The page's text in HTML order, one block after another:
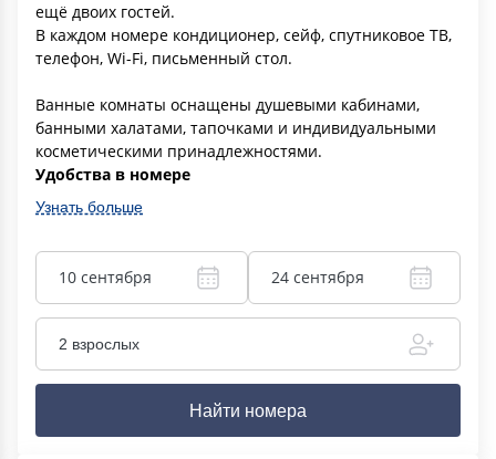
ещё двоих гостей.
В каждом номере кондиционер, сейф, спутниковое ТВ,
телефон, Wi-Fi, письменный стол.
Ванные комнаты оснащены душевыми кабинами,
банными халатами, тапочками и индивидуальными
косметическими принадлежностями.
Удобства в номере
Узнать больше
10 сентября 24 сентября
2 взрослых
Найти номера